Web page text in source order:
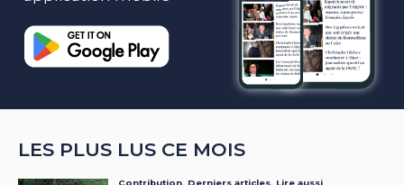
LES PLUS LUS CE MOIS